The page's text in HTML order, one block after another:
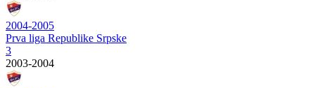
2004-2005
Prva liga Republike Srpske
3
2003-2004